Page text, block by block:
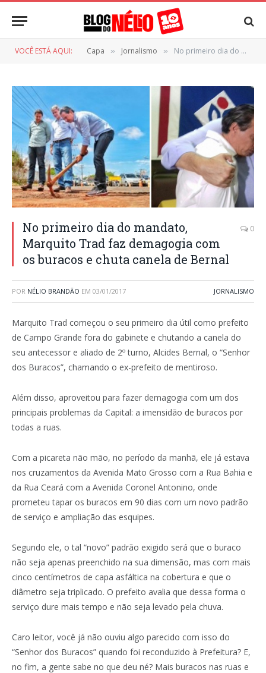
VOCÊ ESTÁ AQUI: Capa » Jornalismo » No primeiro dia do mandato, Marquito Trad faz demagogia com os buracos e chuta canela de Bernal
No primeiro dia do mandato,
Marquito Trad faz demagogia com
os buracos e chuta canela de Bernal
0
POR NÉLIO BRANDÃO EM 03/01/2017 JORNALISMO
Marquito Trad começou o seu primeiro dia útil como prefeito
de Campo Grande fora do gabinete e chutando a canela do
seu antecessor e aliado de 2º turno, Alcides Bernal, o “Senhor
dos Buracos”, chamando o ex-prefeito de mentiroso.
Além disso, aproveitou para fazer demagogia com um dos
principais problemas da Capital: a imensidão de buracos por
todas a ruas.
Com a picareta não mão, no período da manhã, ele já estava
nos cruzamentos da Avenida Mato Grosso com a Rua Bahia e
da Rua Ceará com a Avenida Coronel Antonino, onde
prometeu tapar os buracos em 90 dias com um novo padrão
de serviço e ampliação das esquipes.
Segundo ele, o tal “novo” padrão exigido será que o buraco
não seja apenas preenchido na sua dimensão, mas com mais
cinco centímetros de capa asfáltica na cobertura e que o
diâmetro seja triplicado. O prefeito avalia que dessa forma o
serviço dure mais tempo e não seja levado pela chuva.
Caro leitor, você já não ouviu algo parecido com isso do
“Senhor dos Buracos” quando foi reconduzido à Prefeitura? E,
no fim, a gente sabe no que deu né? Mais buracos nas ruas e